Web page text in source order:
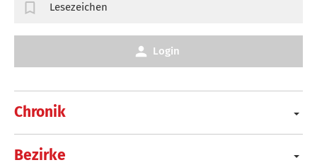
Chronik
Bezirke
Lesezeichen
Login